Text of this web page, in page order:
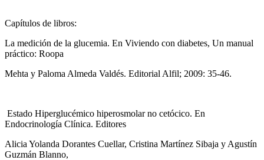
Capítulos de libros:
La medición de la glucemia. En Viviendo con diabetes, Un manual
práctico: Roopa
Mehta y Paloma Almeda Valdés. Editorial Alfil; 2009: 35-46.
Estado Hiperglucémico hiperosmolar no cetócico. En
Endocrinología Clínica. Editores
Alicia Yolanda Dorantes Cuellar, Cristina Martínez Sibaja y Agustín
Guzmán Blanno,